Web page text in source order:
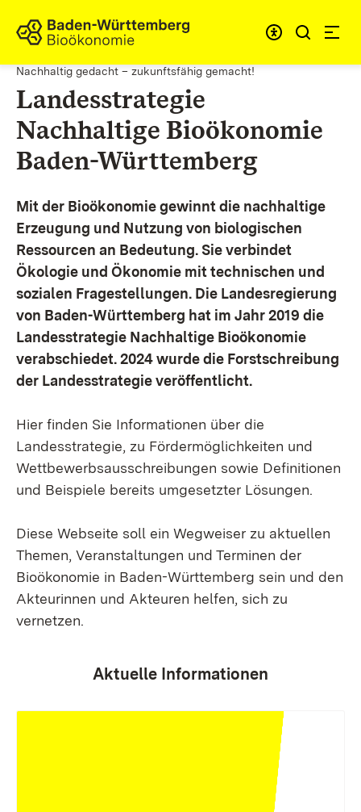
Zum Inhalt springen
Link zur Startseite
Nachhaltig gedacht – zukunftsfähig gemacht!
Landesstrategie
Nachhaltige Bioökonomie
Baden-Württemberg
Mit der Bioökonomie gewinnt die nachhaltige
Erzeugung und Nutzung von biologischen
Ressourcen an Bedeutung. Sie verbindet
Ökologie und Ökonomie mit technischen und
sozialen Fragestellungen. Die Landesregierung
von Baden-Württemberg hat im Jahr 2019 die
Landesstrategie Nachhaltige Bioökonomie
verabschiedet. 2024 wurde die Forstschreibung
der Landesstrategie veröffentlicht.
Hier finden Sie Informationen über die
Landesstrategie, zu Fördermöglichkeiten und
Wettbewerbsausschreibungen sowie Definitionen
und Beispiele bereits umgesetzter Lösungen.
Diese Webseite soll ein Wegweiser zu aktuellen
Themen, Veranstaltungen und Terminen der
Bioökonomie in Baden-Württemberg sein und den
Akteurinnen und Akteuren helfen, sich zu
vernetzen.
Aktuelle Informationen